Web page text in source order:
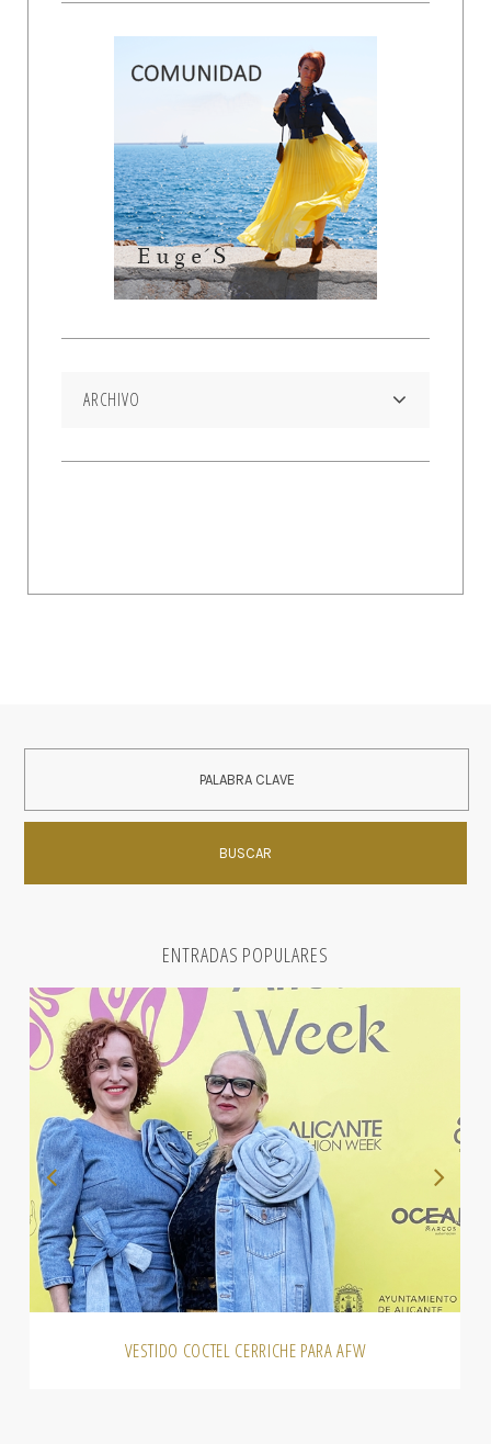
ARCHIVO
ENTRADAS POPULARES
VESTIDO COCTEL CERRICHE PARA AFW